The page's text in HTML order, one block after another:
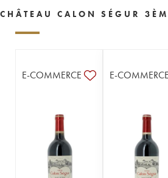
1955
1954 1953 1952
1938
1937 1934 1933
1916
----
CHÂTEAU CALON SÉGUR
E-COMMERCE E-COMMERCE